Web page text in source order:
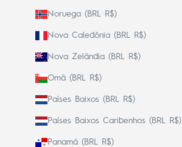
Noruega (BRL R$)
Nova Caledônia (BRL R$)
Nova Zelândia (BRL R$)
Omã (BRL R$)
Países Baixos (BRL R$)
Países Baixos Caribenhos (BRL R$)
Panamá (BRL R$)